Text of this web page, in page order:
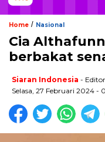
Home / Nasional
Cia
berbakat
Siaran Indonesia - Editor
Selasa, 27 Februari 2024 -